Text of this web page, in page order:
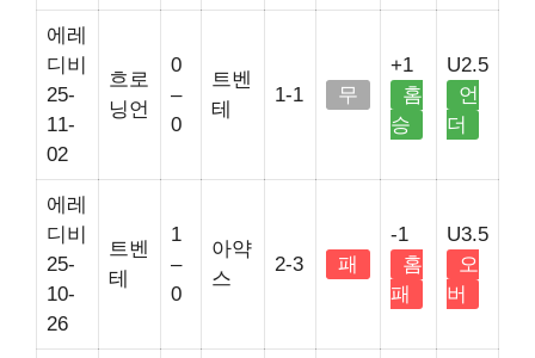
에레
디비
25-
11-
02
흐로
닝언
0
–
0
트벤
테
1-1 무
+1
홈
승
U2.5
언
더
에레
디비
25-
10-
26
트벤
테
1
–
0
아약
스
2-3 패
-1
홈
패
U3.5
오
버